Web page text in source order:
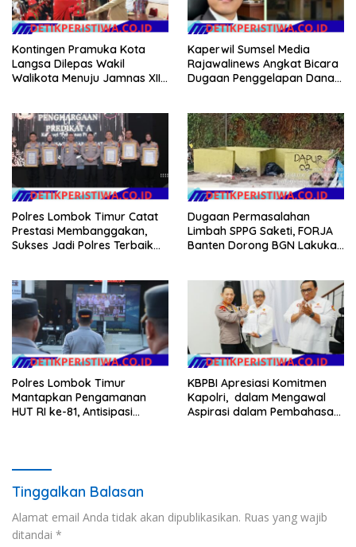
Kontingen Pramuka Kota
Langsa Dilepas Wakil
Walikota Menuju Jamnas XII
Kaperwil Sumsel Media
Rajawalinews Angkat Bicara
Dugaan Penggelapan Dana
Hilang 3 Bulan Bawa
Anggaran Pembangunan
Polres Lombok Timur Catat
Prestasi Membanggakan,
Sukses Jadi Polres Terbaik
Dugaan Permasalahan
Limbah SPPG Saketi, FORJA
Banten Dorong BGN Lakukan
Polres Lombok Timur
Mantapkan Pengamanan
HUT RI ke-81, Antisipasi
KBPBI Apresiasi Komitmen
Kapolri, dalam Mengawal
Aspirasi dalam Pembahasan
Tinggalkan Balasan
Alamat email Anda tidak akan dipublikasikan. Ruas yang wajib
ditandai *